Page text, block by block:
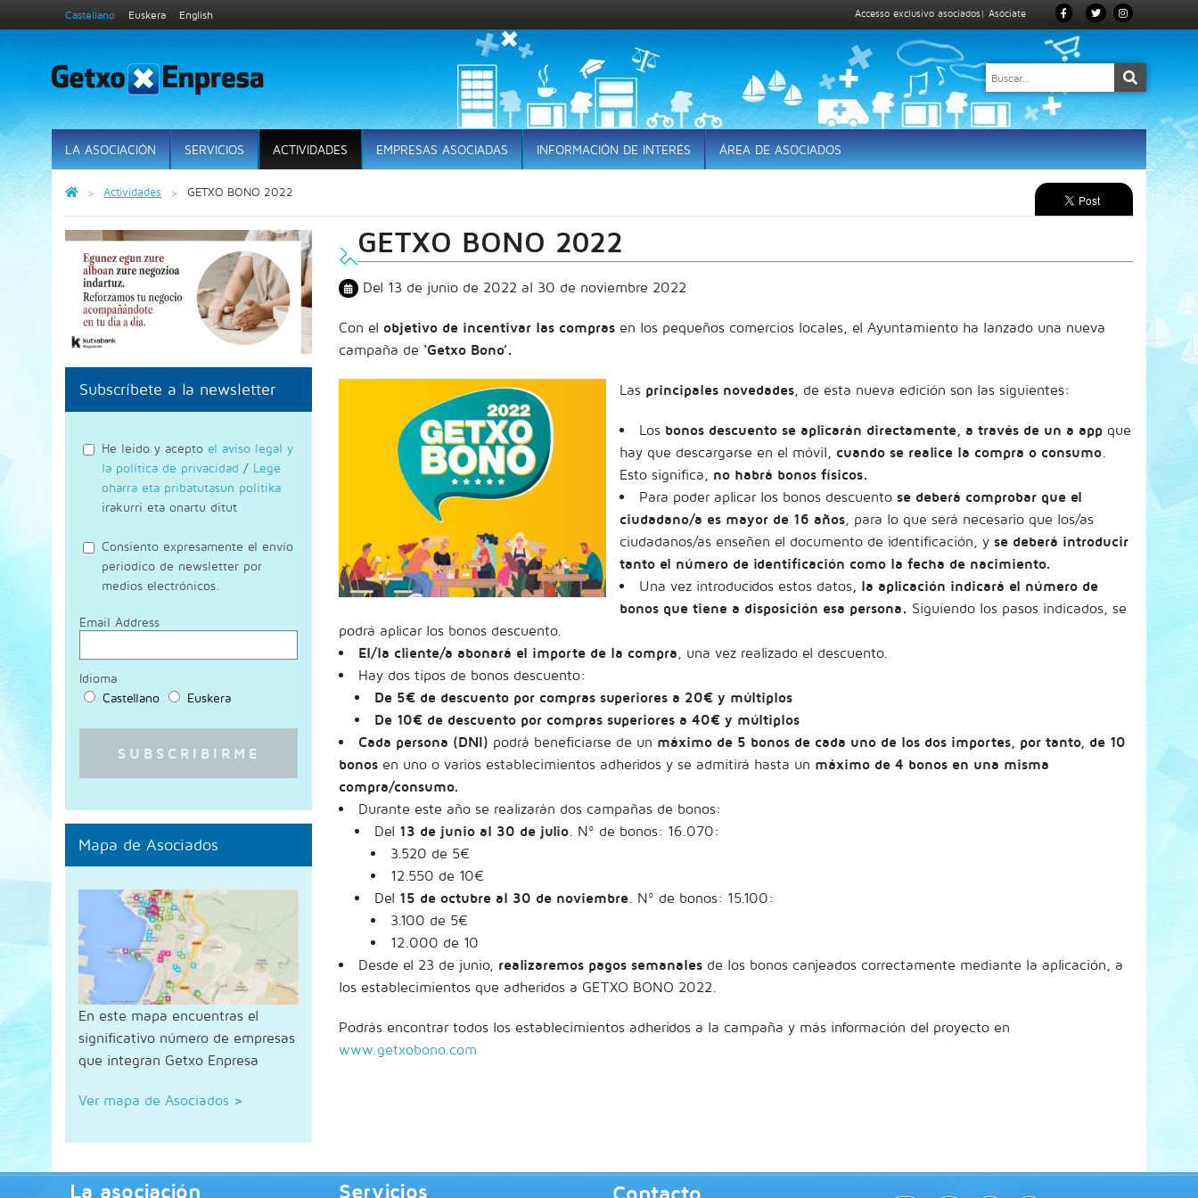
Castellano Euskera English Accesso exclusivo asociados| Asóciate
LA ASOCIACIÓN SERVICIOS ACTIVIDADES EMPRESAS ASOCIADAS INFORMACIÓN DE INTERÉS ÁREA DE ASOCIADOS
Actividades GETXO BONO 2022
GETXO BONO 2022
Del 13 de junio de 2022 al 30 de noviembre 2022
Con el objetivo de incentivar las compras en los pequeños comercios locales, el Ayuntamiento ha lanzado una nueva
campaña de ‘Getxo Bono’.
Las principales novedades , de esta nueva edición son las siguientes:
Los bonos descuento se aplicarán directamente, a través de un a app que
hay que descargarse en el móvil, cuando se realice la compra o consumo
Esto significa, no habrá bonos físicos.
Para poder aplicar los bonos descuento se deberá comprobar que el
ciudadano/a es mayor de 16 años , para lo que será necesario que los/as
ciudadanos/as enseñen el documento de identificación, y se deberá introducir
tanto el número de identificación como la fecha de nacimiento.
Una vez introducidos estos datos , la aplicación indicará el número de
bonos que tiene a disposición esa persona. Siguiendo los pasos indicados, se
podrá aplicar los bonos descuento.
El/la cliente/a abonará el importe de la compra , una vez realizado el descuento.
Hay dos tipos de bonos descuento:
De 5€ de descuento por compras superiores a 20€ y múltiplos
De 10€ de descuento por compras superiores a 40€ y múltiplos
Cada persona (DNI) podrá beneficiarse de un máximo de 5 bonos de cada uno de los dos importes, por tanto, de 10
bonos en uno o varios establecimientos adheridos y se admitirá hasta un máximo de 4 bonos en una misma
compra/consumo.
Durante este año se realizarán dos campañas de bonos:
Del 13 de junio al 30 de julio . Nº de bonos: 16.070:
3.520 de 5€
12.550 de 10€
Del 15 de octubre al 30 de noviembre . Nº de bonos: 15.100:
3.100 de 5€
12.000 de 10
Desde el 23 de junio, realizaremos pagos semanales de los bonos canjeados correctamente mediante la aplicación, a
los establecimientos que adheridos a GETXO BONO 2022.
Podrás encontrar todos los establecimientos adheridos a la campaña y más información del proyecto en
www.getxobono.com
Subscríbete a la newsletter
He leido y acepto el aviso legal y
la política de privacidad / Lege
oharra eta pribatutasun politika
irakurri eta onartu ditut
Consiento expresamente el envío
periodico de newsletter por
medios electrónicos.
Email Address
Idioma
Castellano
Euskera
Mapa de Asociados
En este mapa encuentras el
significativo número de empresas
que integran Getxo Enpresa
Ver mapa de Asociados >
La asociación Servicios Contacto